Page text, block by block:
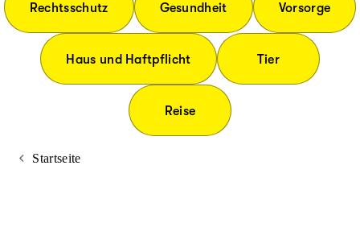
Rechtsschutz Gesundheit Vorsorge
Haus und Haftpflicht Tier
Reise
Startseite